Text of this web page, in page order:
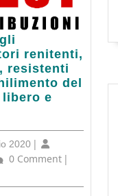
renitenti,
resistenti
del
e
202011
Maggio
|
0 Comment |